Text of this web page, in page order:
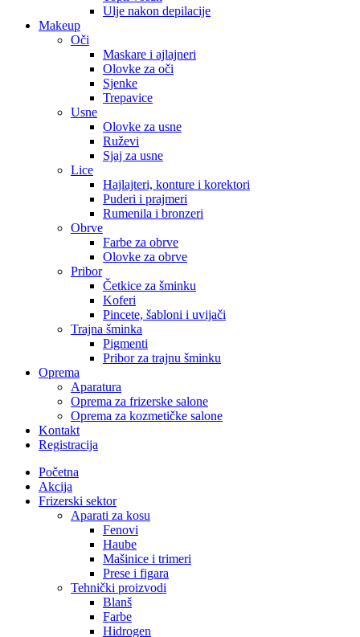
Ulje nakon depilacije
Makeup
Oči
Maskare i ajlajneri
Olovke za oči
Sjenke
Trepavice
Usne
Olovke za usne
Ruževi
Sjaj za usne
Lice
Hajlajteri, konture i korektori
Puderi i prajmeri
Rumenila i bronzeri
Obrve
Farbe za obrve
Olovke za obrve
Pribor
Četkice za šminku
Koferi
Pincete, šabloni i uvijači
Trajna šminka
Pigmenti
Pribor za trajnu šminku
Oprema
Aparatura
Oprema za frizerske salone
Oprema za kozmetičke salone
Kontakt
Registracija
Početna
Akcija
Frizerski sektor
Aparati za kosu
Fenovi
Haube
Mašinice i trimeri
Prese i figara
Tehnički proizvodi
Blanš
Farbe
Hidrogen